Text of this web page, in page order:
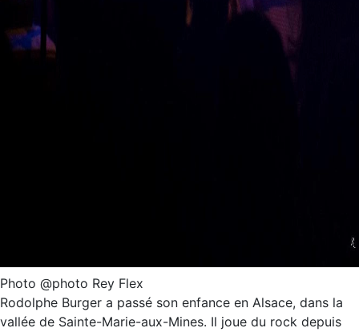
Photo @photo Rey Flex
Rodolphe Burger a passé son enfance en Alsace, dans la
vallée de Sainte-Marie-aux-Mines. Il joue du rock depuis